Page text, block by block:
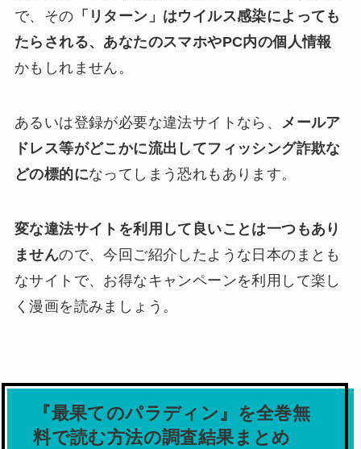
で、その 「リターン」はウイルス感染によっても
たらされる、あなたのスマホやPC内の個人情報
かもしれません。
あるいは登録が必要な違法サイトなら、 メールア
ドレス等がどこかに流出してフィッシング詐欺な
どの標的になってしまう恐れもあります。
変な違法サイトを利用して良いことは一つもあり
ませんので、今回ご紹介したような日本のまとも
なサイトで、お得なキャンペーンを利用して楽し
く漫画を読みましょう。
『最果てのパラディン』 を全巻無
料で読む方法の調査結果まとめ